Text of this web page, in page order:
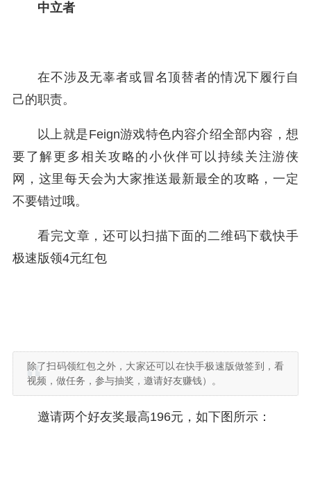
中立者
在不涉及无辜者或冒名顶替者的情况下履行自
己的职责。
以上就是Feign游戏特色内容介绍全部内容，想
要了解更多相关攻略的小伙伴可以持续关注游侠
网，这里每天会为大家推送最新最全的攻略，一定
不要错过哦。
看完文章，还可以扫描下面的二维码下载快手
极速版领4元红包
除了扫码领红包之外，大家还可以在快手极速版做签到，看
视频，做任务，参与抽奖，邀请好友赚钱）。
邀请两个好友奖最高196元，如下图所示：